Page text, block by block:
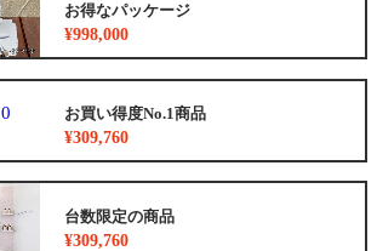
お得なパッケージ
¥998,000
お買い得度No.1商品
¥309,760
台数限定の商品
¥309,760